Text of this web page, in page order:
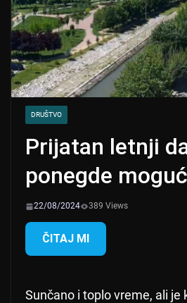
DRUŠTVO
Prijatan letnji
ponegde
22/08/2024 389 Views
ČITAJ MI
Sunčano i toplo vreme, ali je